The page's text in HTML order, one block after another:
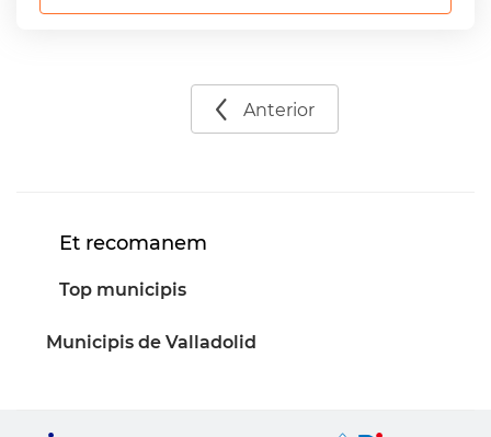
Anterior
Et recomanem
Top municipis
Municipis de Valladolid